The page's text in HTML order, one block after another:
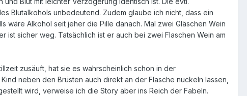
Blutalkohols unbedeutend. Zudem glaube ich nicht, dass ein
wäre Alkohol seit jeher die Pille danach. Mal zwei Gläschen Wein
sicher weg. Tatsächlich ist er auch bei zwei Flaschen Wein am
zusäuft, hat sie es wahrscheinlich schon in der
neben den Brüsten auch direkt an der Flasche nuckeln lassen,
wird, verweise ich die Story aber ins Reich der Fabeln.